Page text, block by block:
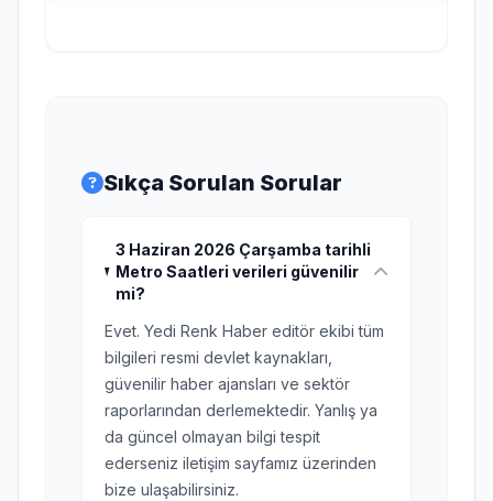
Sıkça Sorulan Sorular
3 Haziran 2026 Çarşamba tarihli
Metro Saatleri verileri güvenilir
mi?
Evet. Yedi Renk Haber editör ekibi tüm
bilgileri resmi devlet kaynakları,
güvenilir haber ajansları ve sektör
raporlarından derlemektedir. Yanlış ya
da güncel olmayan bilgi tespit
ederseniz iletişim sayfamız üzerinden
bize ulaşabilirsiniz.